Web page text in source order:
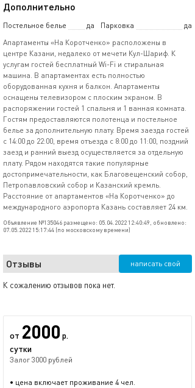
Дополнительно
Постельное белье да Парковка
да
Апартаменты «На Коротченко» расположены в
центре Казани, недалеко от мечети Кул-Шариф. К
услугам гостей бесплатный Wi-Fi и стиральная
машина. В апартаментах есть полностью
оборудованная кухня и балкон. Апартаменты
оснащены телевизором с плоским экраном. В
распоряжении гостей 1 спальня и 1 ванная комната.
Гостям предоставляются полотенца и постельное
белье за дополнительную плату. Время заезда гостей
с 14:00 до 22:00, время отъезда с 8:00 до 11:00, поздний
заезд и ранний выезд осуществляется за отдельную
плату. Рядом находятся такие популярные
достопримечательности, как Благовещенский собор,
Петропавловский собор и Казанский кремль.
Расстояние от апартаментов «На Коротченко» до
международного аэропорта Казань составляет 24 км.
Объявление №135046 размещено: 05.04.2022 12:40:49, обновлено:
07.05.2022 15:17:44 (по московскому времени)
Отзывы написать свой
К сожалению отзывов пока нет.
от 2000 р.
сутки
Залог 3000 рублей
• цена включает проживание 4 чел.